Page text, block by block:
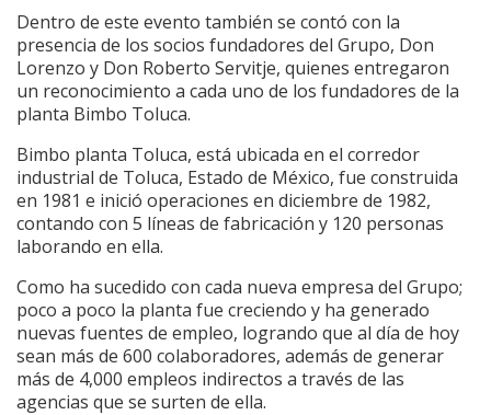
Dentro de este evento también se contó con la
presencia de los socios fundadores del Grupo, Don
Lorenzo y Don Roberto Servitje, quienes entregaron
un reconocimiento a cada uno de los fundadores de la
planta Bimbo Toluca.
Bimbo planta Toluca, está ubicada en el corredor
industrial de Toluca, Estado de México, fue construida
en 1981 e inició operaciones en diciembre de 1982,
contando con 5 líneas de fabricación y 120 personas
laborando en ella.
Como ha sucedido con cada nueva empresa del Grupo;
poco a poco la planta fue creciendo y ha generado
nuevas fuentes de empleo, logrando que al día de hoy
sean más de 600 colaboradores, además de generar
más de 4,000 empleos indirectos a través de las
agencias que se surten de ella.